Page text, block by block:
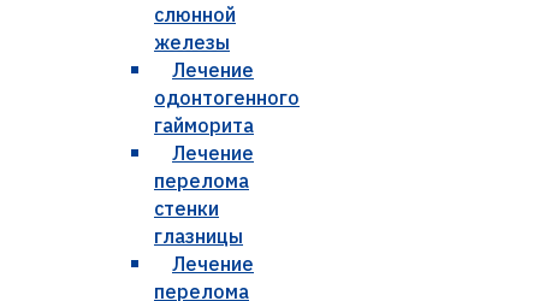
слюнной
железы
Лечение
одонтогенного
гайморита
Лечение
перелома
стенки
глазницы
Лечение
перелома